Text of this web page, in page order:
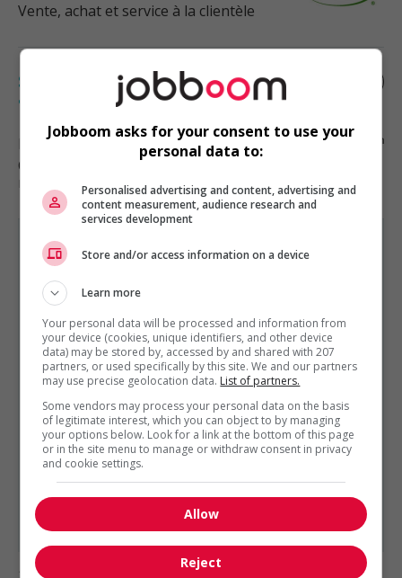
Vente, achat et service à la clientèle
Stagiaire en maintenance- gestion des
actifs du bâtiment
Drummondville
, QC
Construction, production et
manutention
VENTE, ACHAT ET SERVICE À LA CLIENTÈLE
EST PRÉSENTÉ PAR
Société Québécoise Du Cannabis (SQDC)
Montréal, Québec
Autres offres de l'entreprise
Conseiller (ère) en succursale - temps partiel...
Conseiller(ère) en succursale - temps partiel...
Conseiller(ère) en succursale - temps partiel...
Conseiller(ère) en succursale - temps partiel...
Conseiller(ère) en succursale - temps partiel...
Conseiller (ère) en succursale - temps partiel...
1 - 3 de 3 résultats
Jobboom asks for your consent to use your
personal data to:
Personalised advertising and content, advertising and
content measurement, audience research and
services development
Store and/or access information on a device
Learn more
Your personal data will be processed and information from
your device (cookies, unique identifiers, and other device
data) may be stored by, accessed by and shared with 207
partners, or used specifically by this site. We and our partners
may use precise geolocation data. List of partners.
Some vendors may process your personal data on the basis
of legitimate interest, which you can object to by managing
your options below. Look for a link at the bottom of this page
or in the site menu to manage or withdraw consent in privacy
and cookie settings.
Allow
Reject